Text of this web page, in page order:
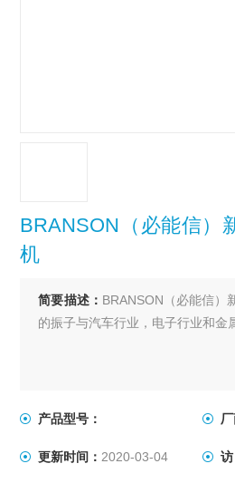
BRANSON（必能信）
机
简要描述： BRANSON（必能信）
的振子与汽车行业，电子行业和金
产品型号：
更新时间： 2020-03-04